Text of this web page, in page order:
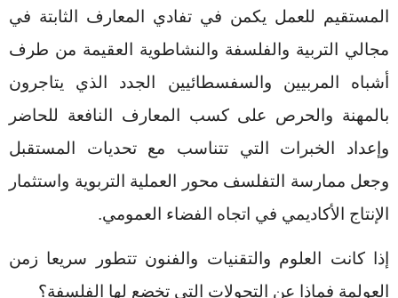
المستقيم للعمل يكمن في تفادي المعارف الثابتة في
مجالي التربية والفلسفة والنشاطوية العقيمة من طرف
أشباه المربيين والسفسطائيين الجدد الذي يتاجرون
بالمهنة والحرص على كسب المعارف النافعة للحاضر
وإعداد الخبرات التي تتناسب مع تحديات المستقبل
وجعل ممارسة التفلسف محور العملية التربوية واستثمار
الإنتاج الأكاديمي في اتجاه الفضاء العمومي.
إذا كانت العلوم والتقنيات والفنون تتطور سريعا زمن
العولمة فماذا عن التحولات التي تخضع لها الفلسفة؟